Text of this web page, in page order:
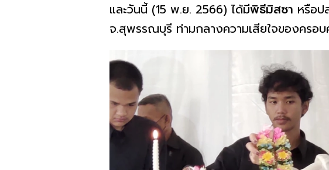
และวันนี้ (15 พ.ย. 2566) ได้มีพิธีมิสซา หรือ
จ.สุพรรณบุรี ท่ามกลางความเสียใจของครอ